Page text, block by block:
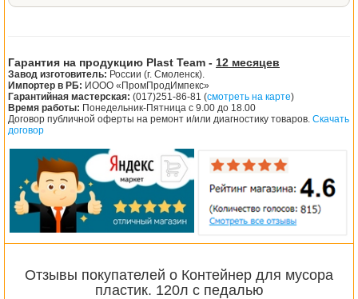
Гарантия на продукцию Plast Team - 12 месяцев
Завод изготовитель: России (г. Смоленск).
Импортер в РБ: ИООО «ПромПродИмпекс»
Гарантийная мастерская: (017)251-86-81 (смотреть на карте)
Время работы: Понедельник-Пятница с 9.00 до 18.00
Договор публичной оферты на ремонт и/или диагностику товаров. Скачать
договор
Отзывы покупателей о Контейнер для мусора
пластик. 120л с педалью